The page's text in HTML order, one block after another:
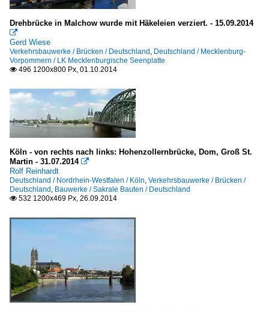
Drehbrücke in Malchow wurde mit Häkeleien verziert. - 15.09.2014

Gerd Wiese
Verkehrsbauwerke / Brücken / Deutschland, Deutschland / Mecklenburg-
Vorpommern / LK Mecklenburgische Seenplatte
 496 1200x800 Px, 01.10.2014
Köln - von rechts nach links: Hohenzollernbrücke, Dom, Groß St.
Martin - 31.07.2014 
Rolf Reinhardt
Deutschland / Nordrhein-Westfalen / Köln, Verkehrsbauwerke / Brücken /
Deutschland, Bauwerke / Sakrale Bauten / Deutschland
 532 1200x469 Px, 26.09.2014